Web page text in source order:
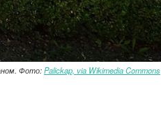
Фото:Palickap, via Wikimedia Commons